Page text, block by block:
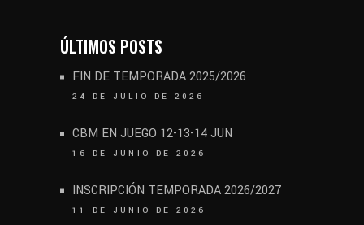
ÚLTIMOS POSTS
FIN DE TEMPORADA 2025/2026
24 DE JULIO DE 2026
CBM EN JUEGO 12-13-14 JUN
16 DE JUNIO DE 2026
INSCRIPCIÓN TEMPORADA 2026/2027
11 DE JUNIO DE 2026